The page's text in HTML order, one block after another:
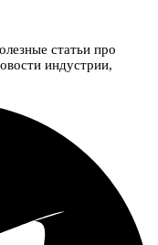
статьи про
индустрии,